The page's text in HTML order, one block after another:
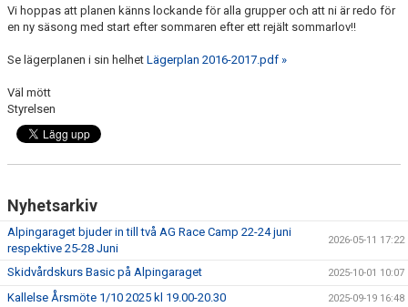
KLUBBKLÄDER
MATILDA RAPAPORT MINNESFOND
Vi hoppas att planen känns lockande för alla grupper och att ni är redo för
en ny säsong med start efter sommaren efter ett rejält sommarlov!!
Se lägerplanen i sin helhet Lägerplan 2016-2017.pdf »
Väl mött
Styrelsen
Nyhetsarkiv
Alpingaraget bjuder in till två AG Race Camp 22-24 juni
respektive 25-28 Juni
2026-05-11 17:22
Skidvårdskurs Basic på Alpingaraget 2025-10-01 10:07
Kallelse Årsmöte 1/10 2025 kl 19.00-20.30 2025-09-19 16:48